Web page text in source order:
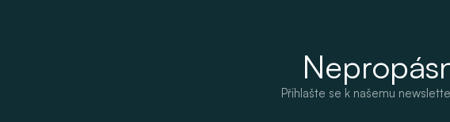
Přihlašte se k našemu